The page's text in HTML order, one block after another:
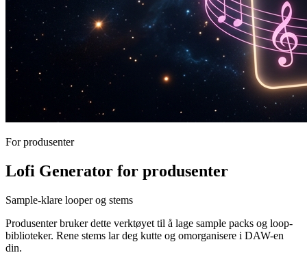
For produsenter
Lofi Generator for produsenter
Sample-klare looper og stems
Produsenter bruker dette verktøyet til å lage sample packs og loop-
biblioteker. Rene stems lar deg kutte og omorganisere i DAW-en
din.